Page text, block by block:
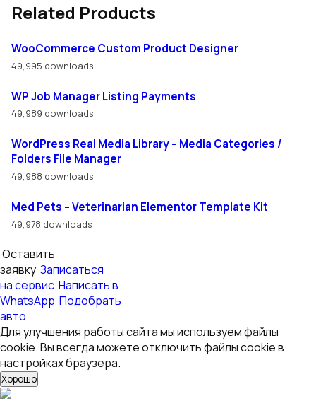
Related Products
WooCommerce Custom Product Designer
49,995 downloads
WP Job Manager Listing Payments
49,989 downloads
WordPress Real Media Library – Media Categories /
Folders File Manager
49,988 downloads
Med Pets – Veterinarian Elementor Template Kit
49,978 downloads
Оставить
заявку Записаться
на сервис Написать в
WhatsApp Подобрать
авто
Для улучшения работы сайта мы используем файлы
cookie. Вы всегда можете отключить файлы cookie в
настройках браузера.
Хорошо